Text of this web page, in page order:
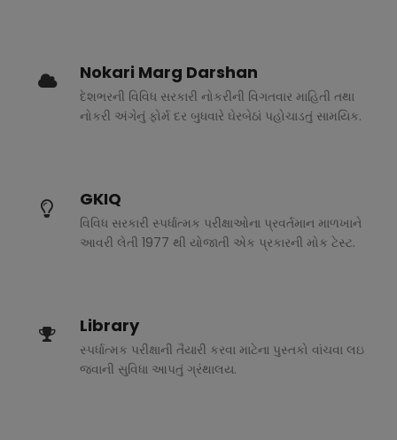
Nokari Marg Darshan
દેશભરની વિવિધ સરકારી નોકરીની વિગતવાર માહિતી તથા
નોકરી અંગેનું ફોર્મ દર બુધવારે ઘેરબેઠાં પહોચાડતું સામયિક.
GKIQ
વિવિધ સરકારી સ્પર્ધાત્મક પરીક્ષાઓના પ્રવર્તમાન માળખાને
આવરી લેતી 1977 થી યોજાતી એક પ્રકારની મોક ટેસ્ટ.
Library
સ્પર્ધાત્મક પરીક્ષાની તૈયારી કરવા માટેના પુસ્તકો વાંચવા લઇ
જવાની સુવિધા આપતું ગ્રંથાલય.